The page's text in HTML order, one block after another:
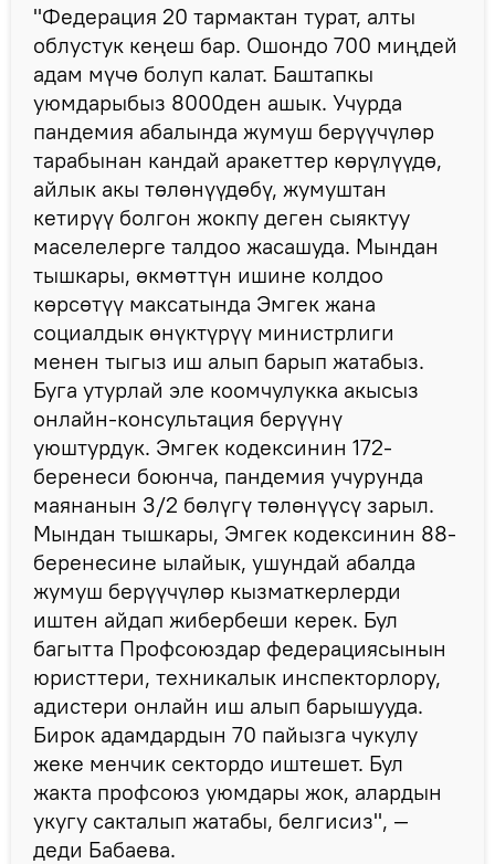
"Федерация 20 тармактан турат, алты
облустук кеңеш бар. Ошондо 700 миңдей
адам мүчө болуп калат. Баштапкы
уюмдарыбыз 8000ден ашык. Учурда
пандемия абалында жумуш берүүчүлөр
тарабынан кандай аракеттер көрүлүүдө,
айлык акы төлөнүүдөбү, жумуштан
кетирүү болгон жокпу деген сыяктуу
маселелерге талдоо жасашуда. Мындан
тышкары, өкмөттүн ишине колдоо
көрсөтүү максатында Эмгек жана
социалдык өнүктүрүү министрлиги
менен тыгыз иш алып барып жатабыз.
Буга утурлай эле коомчулукка акысыз
онлайн-консультация берүүнү
уюштурдук. Эмгек кодексинин 172-
беренеси боюнча, пандемия учурунда
маянанын 3/2 бөлүгү төлөнүүсү зарыл.
Мындан тышкары, Эмгек кодексинин 88-
беренесине ылайык, ушундай абалда
жумуш берүүчүлөр кызматкерлерди
иштен айдап жибербеши керек. Бул
багытта Профсоюздар федерациясынын
юристтери, техникалык инспекторлору,
адистери онлайн иш алып барышууда.
Бирок адамдардын 70 пайызга чукулу
жеке менчик сектордо иштешет. Бул
жакта профсоюз уюмдары жок, алардын
укугу сакталып жатабы, белгисиз", —
деди Бабаева.